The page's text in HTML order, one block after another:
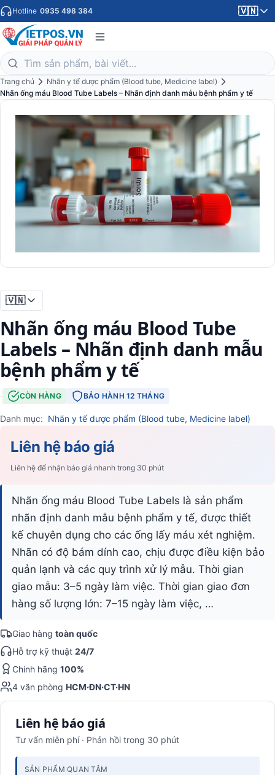
Hotline 0935 498 384 🇻🇳
Trang chủ
Nhãn y tế dược phẩm (Blood tube, Medicine label)
Nhãn ống máu Blood Tube Labels – Nhãn định danh mẫu bệnh phẩm y tế
🇻🇳
Nhãn ống máu Blood Tube
Labels – Nhãn định danh mẫu
bệnh phẩm y tế
· CÒN HÀNG BẢO HÀNH 12 THÁNG
Danh mục: Nhãn y tế dược phẩm (Blood tube, Medicine label)
Liên hệ báo giá
Liên hệ để nhận báo giá nhanh trong 30 phút
Nhãn ống máu Blood Tube Labels là sản phẩm
nhãn định danh mẫu bệnh phẩm y tế, được thiết
kế chuyên dụng cho các ống lấy máu xét nghiệm.
Nhãn có độ bám dính cao, chịu được điều kiện bảo
quản lạnh và các quy trình xử lý mẫu. Thời gian
giao mẫu: 3–5 ngày làm việc. Thời gian giao đơn
hàng số lượng lớn: 7–15 ngày làm việc, …
Giao hàng toàn quốc
Hỗ trợ kỹ thuật 24/7
Chính hãng 100%
4 văn phòng HCM·ĐN·CT·HN
Liên hệ báo giá
Tư vấn miễn phí · Phản hồi trong 30 phút
SẢN PHẨM QUAN TÂM